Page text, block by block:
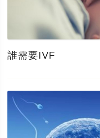
誰需要IVF